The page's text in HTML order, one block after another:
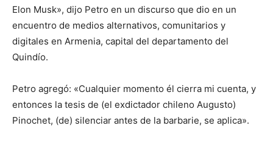
Elon Musk», dijo Petro en un discurso que dio en un
encuentro de medios alternativos, comunitarios y
digitales en Armenia, capital del departamento del
Quindío.
Petro agregó: «Cualquier momento él cierra mi cuenta, y
entonces la tesis de (el exdictador chileno Augusto)
Pinochet, (de) silenciar antes de la barbarie, se aplica».